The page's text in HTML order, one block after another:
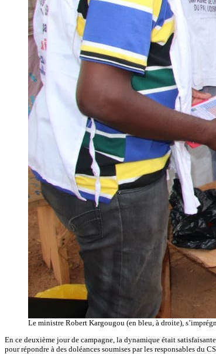
Le ministre Robert Kargougou (en bleu, à droite),
En ce deuxième jour de campagne, la dynamique était
pour répondre à des doléances soumises par les responsables du